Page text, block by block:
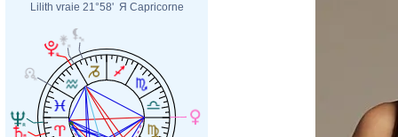
Lilith vraie 21°58' Я Capricorne